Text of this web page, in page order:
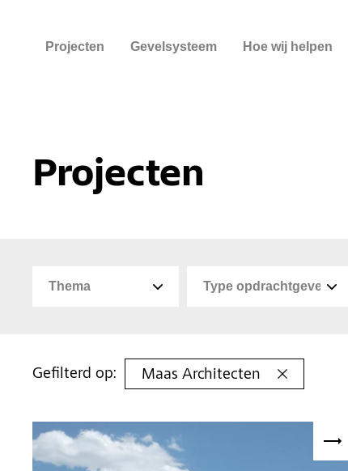
Projecten Gevelsysteem Hoe wij helpen
Projecten
Gefilterd op: Maas Architecten